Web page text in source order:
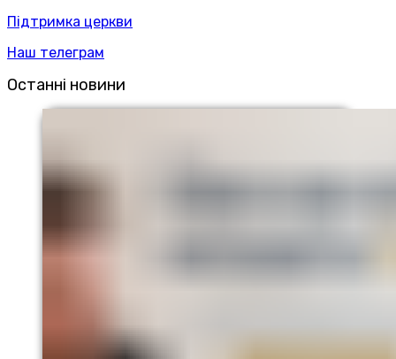
Підтримка церкви
Наш телеграм
Останні новини